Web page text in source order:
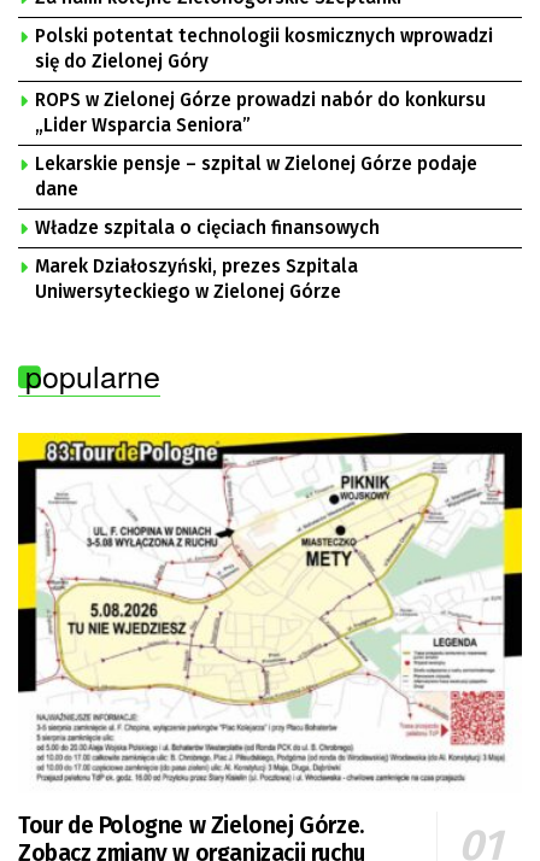
Polski potentat technologii kosmicznych wprowadzi
się do Zielonej Góry
ROPS w Zielonej Górze prowadzi nabór do konkursu
„Lider Wsparcia Seniora”
Lekarskie pensje – szpital w Zielonej Górze podaje
dane
Władze szpitala o cięciach finansowych
Marek Działoszyński, prezes Szpitala
Uniwersyteckiego w Zielonej Górze
popularne
Tour de Pologne w Zielonej Górze.
Zobacz zmiany w organizacji ruchu